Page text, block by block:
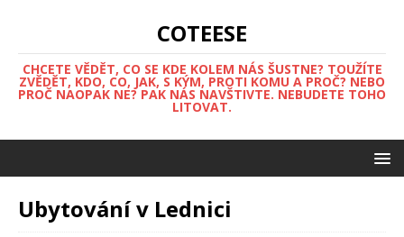
COTEESE
CHCETE VĚDĚT, CO SE KDE KOLEM NÁS ŠUSTNE? TOUŽÍTE
ZVĚDĚT, KDO, CO, JAK, S KÝM, PROTI KOMU A PROČ? NEBO
PROČ NAOPAK NE? PAK NÁS NAVŠTIVTE. NEBUDETE TOHO
LITOVAT.
Ubytování v Lednici